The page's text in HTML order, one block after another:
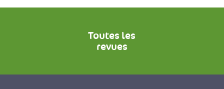
Toutes les
revues